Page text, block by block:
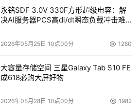
永铭SDF 3.0V 330F方形超级电容：解
决AI服务器PCS高di/dt瞬态负载冲击难
2026年05月25日 10点00分 1280
大容量存储空间 三星Galaxy Tab S10 FE
成618必购大屏好物
2026年05月28日 10点00分 1982